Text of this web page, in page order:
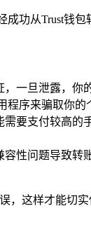
功从Trust钱包
一旦泄露，你
序来骗取你的
要支付较高的
性问题导致转
，这样才能切实